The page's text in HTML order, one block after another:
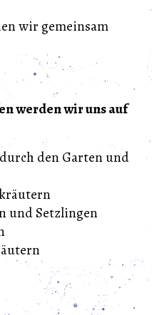
wir gemeinsam
werden wir uns auf
den Garten und
und Setzlingen